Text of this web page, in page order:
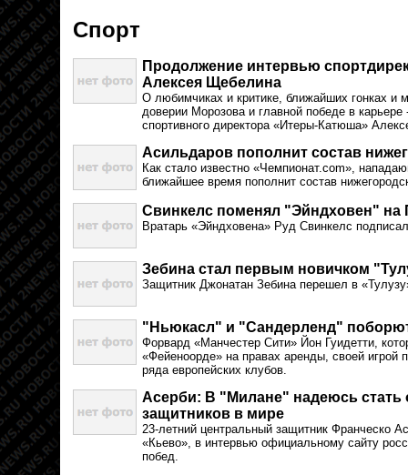
Спорт
Продолжение интервью
Алексея Щебелина
О любимчиках и критике, ближайших гонках и
доверии Морозова и главной победе в карьере
спортивного директора «Итеры-Катюша»
Асильдаров пополнит состав
Как стало известно «Чемпионат.com»,
ближайшее время пополнит состав
Свинкелс поменял "Эйндховен"
Вратарь «Эйндховена» Руд Свинкелс
Зебина стал первым новичком
Защитник Джонатан Зебина перешел в
"Ньюкасл" и "Сандерленд"
Форвард «Манчестер Сити» Йон Гуидетти,
«Фейеноорде» на правах аренды, своей игрой
ряда европейских клубов.
Асерби: В "Милане" надеюсь стать
защитников в мире
23-летний центральный защитник Франческо
«Кьево», в интервью официальному сайту
побед.